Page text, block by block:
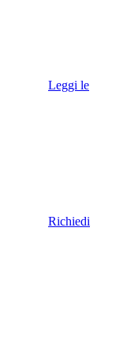
Leggi le
Richiedi